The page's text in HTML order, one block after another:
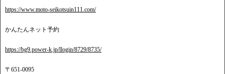
https://www.moto-seikotsuin111.com/
かんたんネット予約
https://bg9.power-k.jp/llogin/8729/8735/
〒651-0095